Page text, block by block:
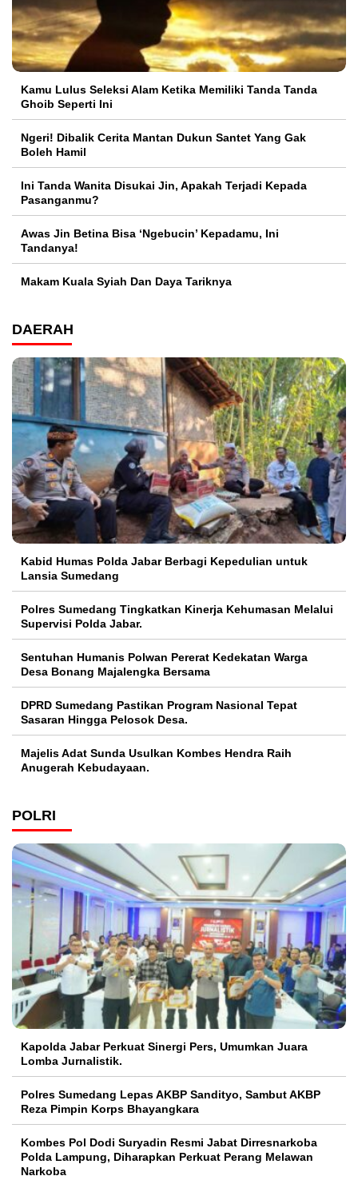
Kamu Lulus Seleksi Alam Ketika Memiliki Tanda Tanda
Ghoib Seperti Ini
Ngeri! Dibalik Cerita Mantan Dukun Santet Yang Gak
Boleh Hamil
Ini Tanda Wanita Disukai Jin, Apakah Terjadi Kepada
Pasanganmu?
Awas Jin Betina Bisa ‘Ngebucin’ Kepadamu, Ini
Tandanya!
Makam Kuala Syiah Dan Daya Tariknya
DAERAH
Kabid Humas Polda Jabar Berbagi Kepedulian untuk
Lansia Sumedang
Polres Sumedang Tingkatkan Kinerja Kehumasan Melalui
Supervisi Polda Jabar.
Sentuhan Humanis Polwan Pererat Kedekatan Warga
Desa Bonang Majalengka Bersama
DPRD Sumedang Pastikan Program Nasional Tepat
Sasaran Hingga Pelosok Desa.
Majelis Adat Sunda Usulkan Kombes Hendra Raih
Anugerah Kebudayaan.
POLRI
Kapolda Jabar Perkuat Sinergi Pers, Umumkan Juara
Lomba Jurnalistik.
Polres Sumedang Lepas AKBP Sandityo, Sambut AKBP
Reza Pimpin Korps Bhayangkara
Kombes Pol Dodi Suryadin Resmi Jabat Dirresnarkoba
Polda Lampung, Diharapkan Perkuat Perang Melawan
Narkoba